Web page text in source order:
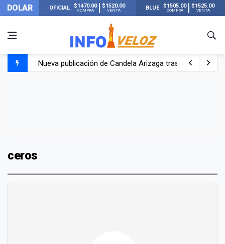
DOLAR OFICIAL $1470.00
COMPRA
$1520.00
VENTA BLUE $1505.00
COMPRA
$1525.00
VENTA
Nueva publicación de Candela Arizaga tras el
Un joven murió quemado por su novia en San Luis:
ceros